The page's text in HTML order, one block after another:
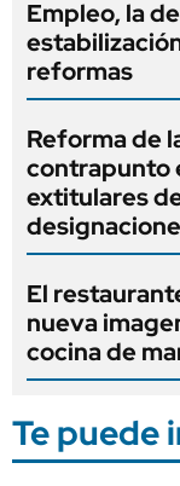
Empleo, la
reformas
Reforma de
contrapunto
extitulares
El
nueva
cocina de
Te puede